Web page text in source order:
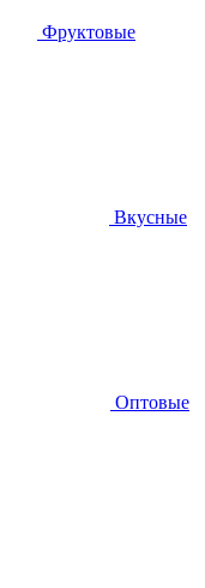
Фруктовые
Вкусные
Оптовые